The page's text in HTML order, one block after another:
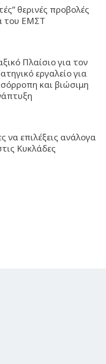
θερινές προβολές
του ΕΜΣΤ
Πλαίσιο για τον
εργαλείο για
και βιώσιμη
να επιλέξεις ανάλογα
Κυκλάδες